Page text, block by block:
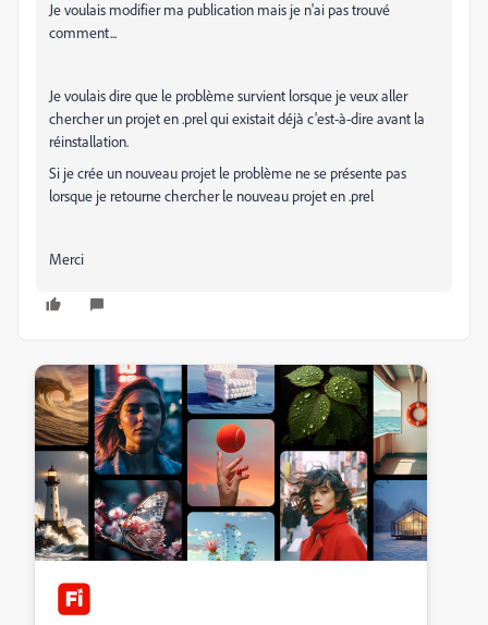
Je voulais modifier ma publication mais je n'ai pas trouvé
comment...
Je voulais dire que le problème survient lorsque je veux aller
chercher un projet en .prel qui existait déjà c'est-à-dire avant la
réinstallation.
Si je crée un nouveau projet le problème ne se présente pas
lorsque je retourne chercher le nouveau projet en .prel
Merci